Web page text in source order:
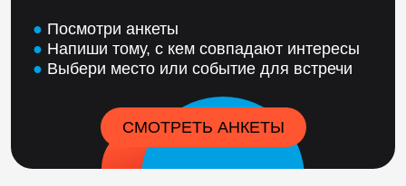
● Посмотри анкеты
● Напиши тому, с кем совпадают интересы
● Выбери место или событие для встречи
СМОТРЕТЬ АНКЕТЫ